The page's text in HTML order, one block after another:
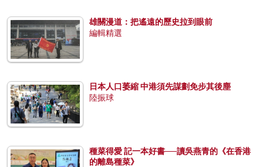
雄關漫道：把遙遠的歷史拉到眼前
編輯精選
日本人口萎縮 中港須先謀劃免步其後塵
陸振球
種菜得愛 記一本好書──讀吳燕青的《在香港
的離島種菜》